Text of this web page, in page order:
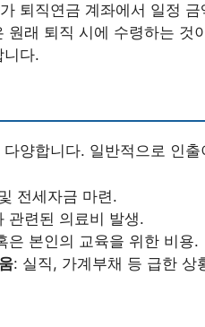
퇴직연금 계좌에서 일정
원래 퇴직 시에 수령하는 것
니다.
양합니다. 일반적으로 인
전세자금 마련.
관련된 의료비 발생.
은 본인의 교육을 위한 비용.
: 실직, 가계부채 등 급한 상